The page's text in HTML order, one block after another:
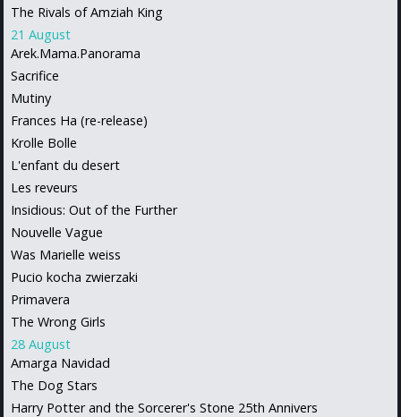
The Rivals of Amziah King
21 August
Arek.Mama.Panorama
Sacrifice
Mutiny
Frances Ha (re-release)
Krolle Bolle
L'enfant du desert
Les reveurs
Insidious: Out of the Further
Nouvelle Vague
Was Marielle weiss
Pucio kocha zwierzaki
Primavera
The Wrong Girls
28 August
Amarga Navidad
The Dog Stars
Harry Potter and the Sorcerer's Stone 25th Annivers